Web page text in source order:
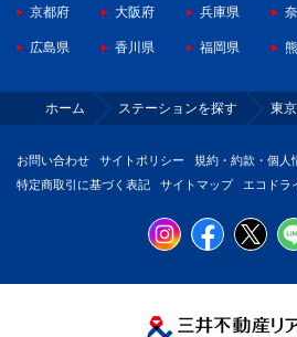
京都府 大阪府 兵庫県
広島県 香川県 福岡県
ホーム ステーションを探す 東
お問い合わせ サイトポリシー
規約・約款・個人
特定商取引に基づく表記
サイトマップ エコドラ